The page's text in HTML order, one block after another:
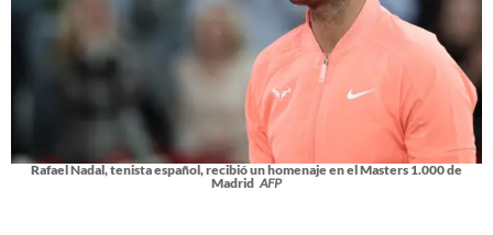
Rafael Nadal, tenista español, recibió un homenaje en el Masters 1.000 de
Madrid AFP